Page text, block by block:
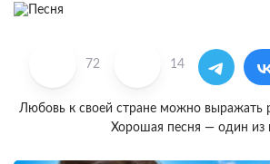
72 14
Любовь к своей стране можно выражать
Хорошая песня — один из